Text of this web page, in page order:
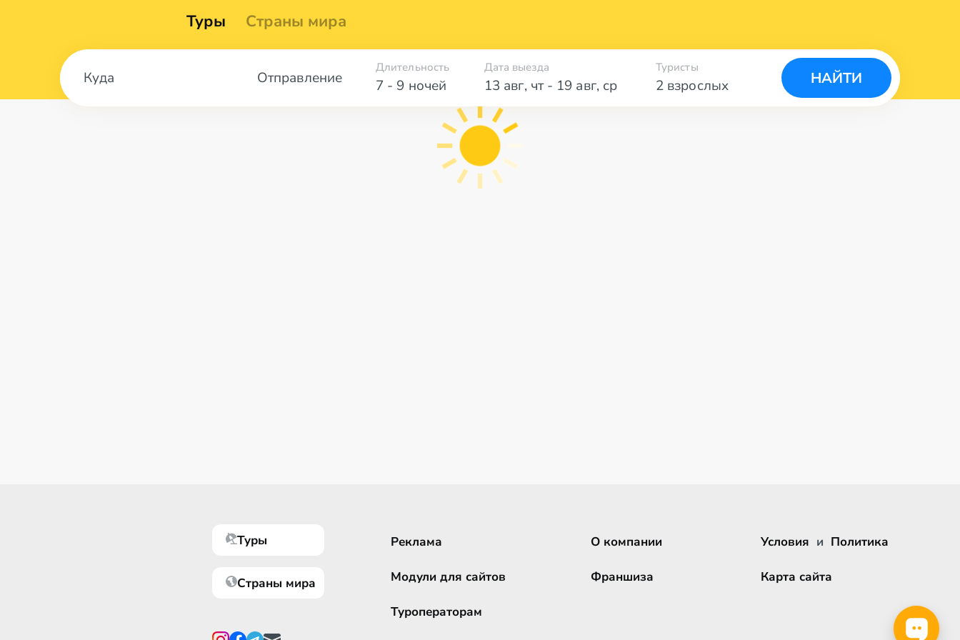
Туры Страны мира
Отправление 7 - 9 ночей
Длительность Дата выезда
13 авг, чт- 19 авг, ср 2 взрослых
Туристы
НАЙТИ
Туры
Страны мира
Реклама
Модули для сайтов
Туроператорам
О компании
Франшиза
Условия и Политика
Карта сайта